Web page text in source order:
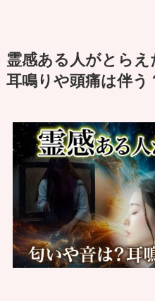
霊感ある人がとら
耳鳴りや頭痛は伴う